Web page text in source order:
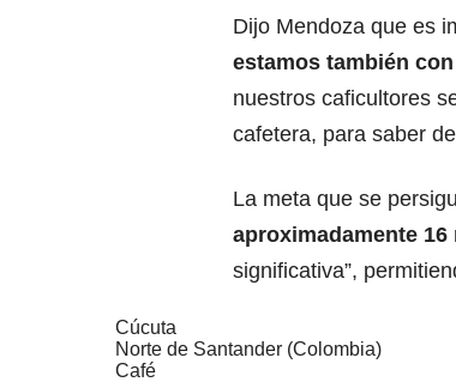
Dijo Mendoza que es
estamos también
nuestros caficultores
cafetera, para saber
La meta que se
aproximadamente
significativa”,
Cúcuta
Norte de Santander (Colombia)
Café